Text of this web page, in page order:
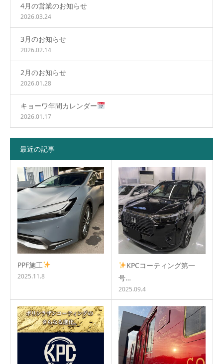
4月の営業のお知らせ
2026.03.24
3月のお知らせ
2026.02.14
2月のお知らせ
2026.01.28
キョーワ年間カレンダー
2026.01.17
最近の記事
PPF施工
2025.11.8
KPCコーティング第一
号…
2025.09.4